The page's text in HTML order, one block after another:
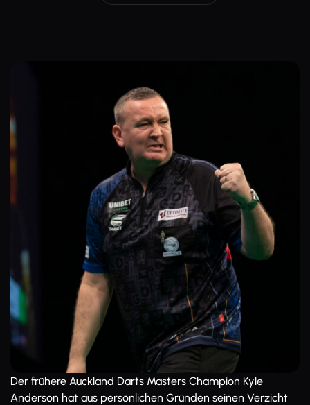
Der frühere Auckland Darts Masters Champion Kyle
Anderson hat aus persönlichen Gründen seinen Verzicht